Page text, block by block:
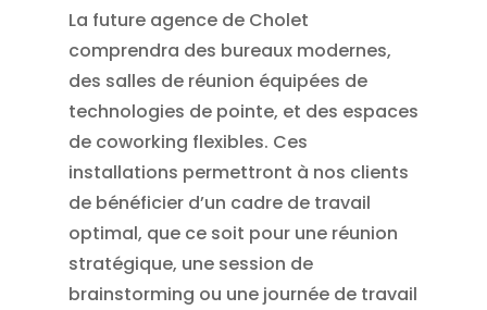
La future agence de Cholet
comprendra des bureaux modernes,
des salles de réunion équipées de
technologies de pointe, et des espaces
de coworking flexibles. Ces
installations permettront à nos clients
de bénéficier d’un cadre de travail
optimal, que ce soit pour une réunion
stratégique, une session de
brainstorming ou une journée de travail